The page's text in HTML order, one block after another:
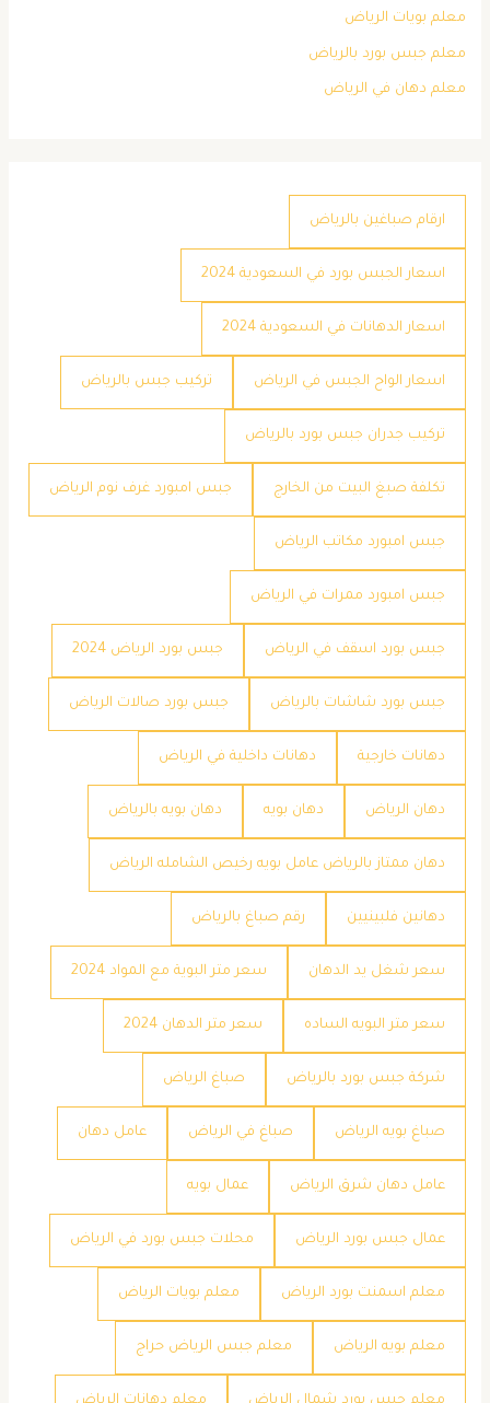
معلم بويات الرياض
معلم جبس بورد بالرياض
معلم دهان في الرياض
ارقام صباغين بالرياض
اسعار الجبس بورد في السعودية 2024
اسعار الدهانات في السعودية 2024
اسعار الواح الجبس في الرياض تركيب جبس بالرياض
تركيب جدران جبس بورد بالرياض
تكلفة صبغ البيت من الخارج جبس امبورد غرف نوم الرياض
جبس امبورد مكاتب الرياض
جبس امبورد ممرات في الرياض
جبس بورد اسقف في الرياض جبس بورد الرياض 2024
جبس بورد شاشات بالرياض جبس بورد صالات الرياض
دهانات خارجية دهانات داخلية في الرياض
دهان الرياض دهان بويه دهان بويه بالرياض
دهان ممتاز بالرياض عامل بويه رخيص الشامله الرياض
دهانين فلبينيين رقم صباغ بالرياض
سعر شغل يد الدهان سعر متر البوية مع المواد 2024
سعر متر البويه الساده سعر متر الدهان 2024
شركة جبس بورد بالرياض صباغ الرياض
صباغ بويه الرياض صباغ في الرياض عامل دهان
عامل دهان شرق الرياض عمال بويه
عمال جبس بورد الرياض محلات جبس بورد في الرياض
معلم اسمنت بورد الرياض معلم بويات الرياض
معلم بويه الرياض معلم جبس الرياض حراج